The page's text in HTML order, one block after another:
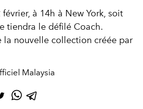
à 14h à New York, soit
tiendra le défilé Coach.
la nouvelle collection créée par
Malaysia